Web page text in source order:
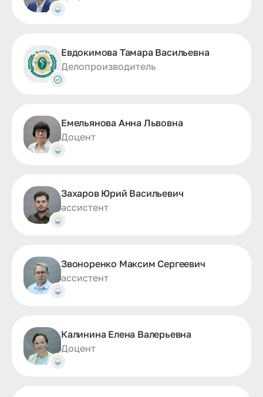
Евдокимова Тамара Васильевна
Делопроизводитель
Емельянова Анна Львовна
Доцент
Захаров Юрий Васильевич
ассистент
Звоноренко Максим Сергеевич
ассистент
Калинина Елена Валерьевна
Доцент